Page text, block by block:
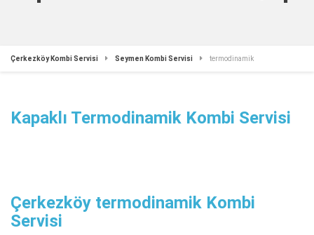
Çerkezköy Kombi Servisi Seymen Kombi Servisi termodinamik
Kapaklı Termodinamik Kombi Servisi
Çerkezköy termodinamik Kombi
Servisi